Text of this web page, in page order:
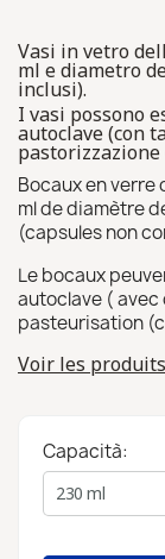
Vasi in vetro
ml e diametro
inclusi).
I vasi possono
autoclave (con
Bocaux en verre
ml de diamètre
(capsules non
Le bocaux
autoclave ( avec
pasteurisation
Voir les
Capacità: